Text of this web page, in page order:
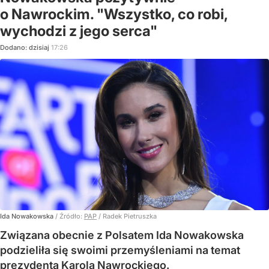
o Nawrockim. "Wszystko, co robi,
wychodzi z jego serca"
Dodano: dzisiaj 17:26
Ida Nowakowska / Źródło: PAP / Radek Pietruszka
Związana obecnie z Polsatem Ida Nowakowska
podzieliła się swoimi przemyśleniami na temat
prezydenta Karola Nawrockiego.